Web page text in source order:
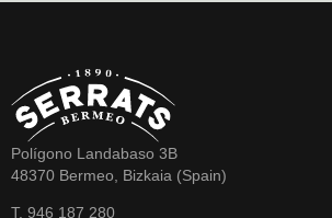
Polígono Landabaso 3B
48370 Bermeo, Bizkaia (Spain)
T. 946 187 280